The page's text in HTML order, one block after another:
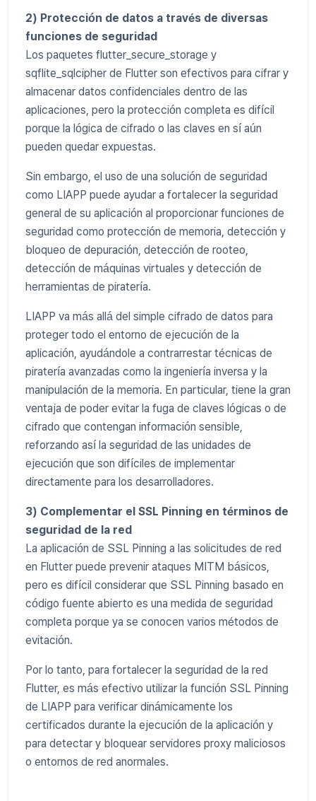
2) Protección de datos a través de diversas
funciones de seguridad
Los paquetes flutter_secure_storage y
sqflite_sqlcipher de Flutter son efectivos para cifrar y
almacenar datos confidenciales dentro de las
aplicaciones, pero la protección completa es difícil
porque la lógica de cifrado o las claves en sí aún
pueden quedar expuestas.
Sin embargo, el uso de una solución de seguridad
como LIAPP puede ayudar a fortalecer la seguridad
general de su aplicación al proporcionar funciones de
seguridad como protección de memoria, detección y
bloqueo de depuración, detección de rooteo,
detección de máquinas virtuales y detección de
herramientas de piratería.
LIAPP va más allá del simple cifrado de datos para
proteger todo el entorno de ejecución de la
aplicación, ayudándole a contrarrestar técnicas de
piratería avanzadas como la ingeniería inversa y la
manipulación de la memoria. En particular, tiene la gran
ventaja de poder evitar la fuga de claves lógicas o de
cifrado que contengan información sensible,
reforzando así la seguridad de las unidades de
ejecución que son difíciles de implementar
directamente para los desarrolladores.
3) Complementar el SSL Pinning en términos de
seguridad de la red
La aplicación de SSL Pinning a las solicitudes de red
en Flutter puede prevenir ataques MITM básicos,
pero es difícil considerar que SSL Pinning basado en
código fuente abierto es una medida de seguridad
completa porque ya se conocen varios métodos de
evitación.
Por lo tanto, para fortalecer la seguridad de la red
Flutter, es más efectivo utilizar la función SSL Pinning
de LIAPP para verificar dinámicamente los
certificados durante la ejecución de la aplicación y
para detectar y bloquear servidores proxy maliciosos
o entornos de red anormales.